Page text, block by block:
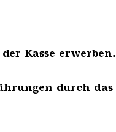
Kasse erwerben.
durch